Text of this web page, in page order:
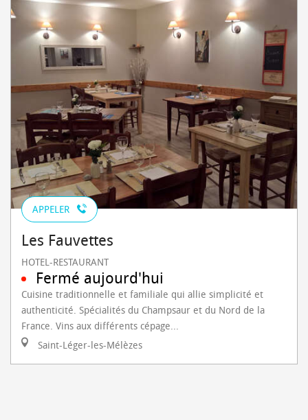
APPELER
Les Fauvettes
HOTEL-RESTAURANT
Fermé aujourd'hui
Cuisine traditionnelle et familiale qui allie simplicité et
authenticité. Spécialités du Champsaur et du Nord de la
France. Vins aux différents cépage...
Saint-Léger-les-Mélèzes